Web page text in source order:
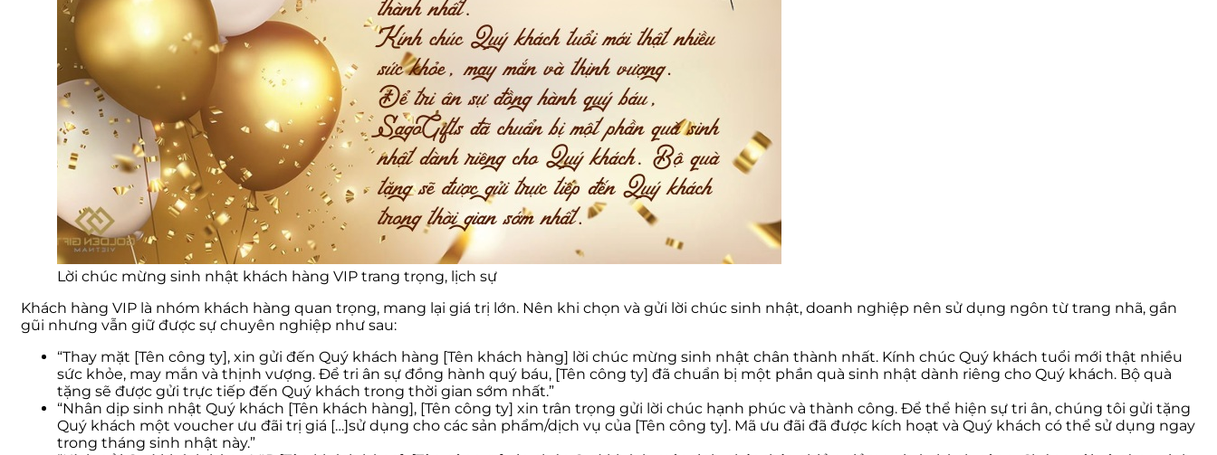
Lời chúc mừng sinh nhật khách hàng VIP trang trọng, lịch sự
Khách hàng VIP là nhóm khách hàng quan trọng, mang lại giá trị lớn. Nên khi chọn và gửi lời chúc sinh nhật, doanh nghiệp nên sử dụng ngôn từ trang nhã, gần
gũi nhưng vẫn giữ được sự chuyên nghiệp như sau:
“Thay mặt [Tên công ty], xin gửi đến Quý khách hàng [Tên khách hàng] lời chúc mừng sinh nhật chân thành nhất. Kính chúc Quý khách tuổi mới thật nhiều
sức khỏe, may mắn và thịnh vượng. Để tri ân sự đồng hành quý báu, [Tên công ty] đã chuẩn bị một phần quà sinh nhật dành riêng cho Quý khách. Bộ quà
tặng sẽ được gửi trực tiếp đến Quý khách trong thời gian sớm nhất.”
“Nhân dịp sinh nhật Quý khách [Tên khách hàng], [Tên công ty] xin trân trọng gửi lời chúc hạnh phúc và thành công. Để thể hiện sự tri ân, chúng tôi gửi tặng
Quý khách một voucher ưu đãi trị giá […]sử dụng cho các sản phẩm/dịch vụ của [Tên công ty]. Mã ưu đãi đã được kích hoạt và Quý khách có thể sử dụng ngay
trong tháng sinh nhật này.”